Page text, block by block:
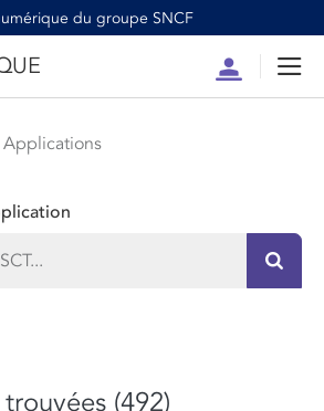
du groupe SNCF
Compte
Applications
(492)